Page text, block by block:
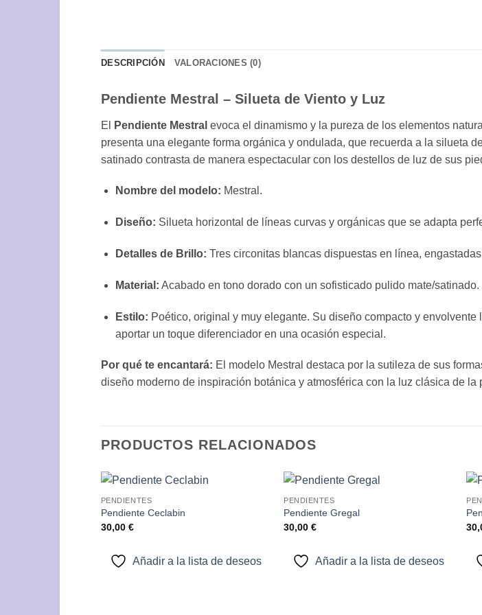
DESCRIPCIÓN VALORACIONES (0)
Pendiente Mestral – Silueta de Viento y Luz
El Pendiente Mestral evoca el dinamismo y la pureza de los elementos
presenta una elegante forma orgánica y ondulada, que recuerda a la silueta
satinado contrasta de manera espectacular con los destellos de luz de sus
Nombre del modelo: Mestral.
Diseño: Silueta horizontal de líneas curvas y orgánicas que se adapta
Detalles de Brillo: Tres circonitas blancas dispuestas en línea,
Material: Acabado en tono dorado con un sofisticado pulido mate/satinado.
Estilo: Poético, original y muy elegante. Su diseño compacto y
aportar un toque diferenciador en una ocasión especial.
Por qué te encantará: El modelo Mestral destaca por la sutileza de sus
diseño moderno de inspiración botánica y atmosférica con la luz clásica de
PRODUCTOS RELACIONADOS
PENDIENTES
Pendiente Ceclabin
30,00 €
Añadir a la lista de deseos
PENDIENTES
Pendiente Gregal
30,00€
Añadir a la lista de deseos